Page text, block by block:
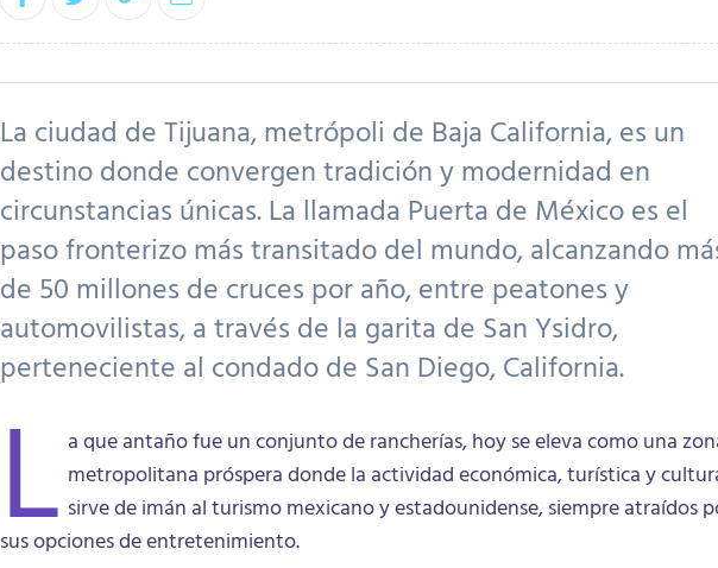
La ciudad de Tijuana, metrópoli de Baja California, es un
destino donde convergen tradición y modernidad en
circunstancias únicas. La llamada Puerta de México es el
paso fronterizo más transitado del mundo, alcanzando
de 50 millones de cruces por año, entre peatones y
automovilistas, a través de la garita de San Ysidro,
perteneciente al condado de San Diego, California.
L a que antaño fue un conjunto de rancherías, hoy se eleva como una
metropolitana próspera donde la actividad económica, turística y
sirve de imán al turismo mexicano y estadounidense, siempre atraídos
sus opciones de entretenimiento.